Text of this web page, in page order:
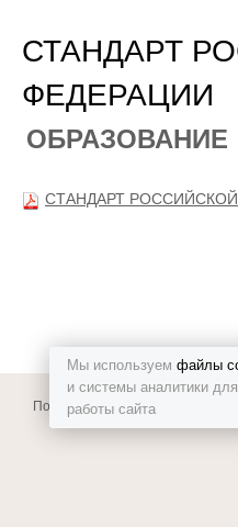
Мы используем файлы
и системы аналитики
работы сайта
СТАНДАРТ
ФЕДЕРАЦИИ
ОБРАЗОВАНИЕ
СТАНДАРТ
Политика конфиденциальности